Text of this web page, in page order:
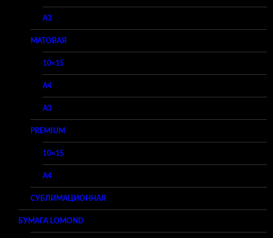
A3
МАТОВАЯ
10×15
A4
A3
PREMIUM
10×15
A4
СУБЛИМАЦИОННАЯ
БУМАГА LOMOND